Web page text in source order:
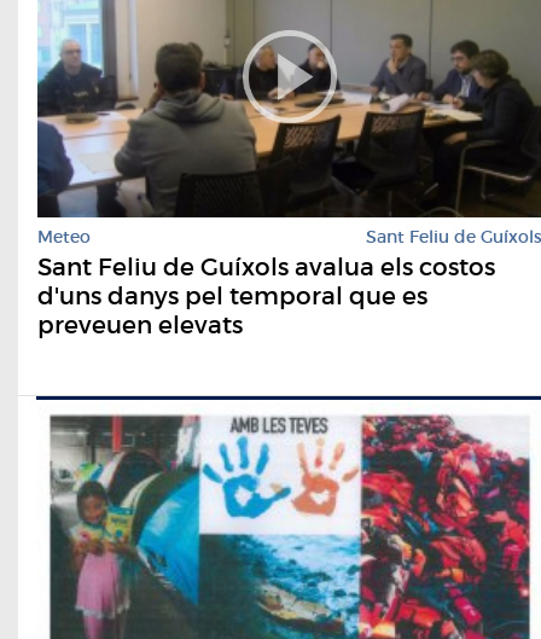
Meteo Sant Feliu de Guíxols
Sant Feliu de Guíxols avalua els costos
d'uns danys pel temporal que es
preveuen elevats